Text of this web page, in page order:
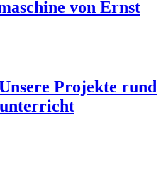
von Ernst
Projekte rund